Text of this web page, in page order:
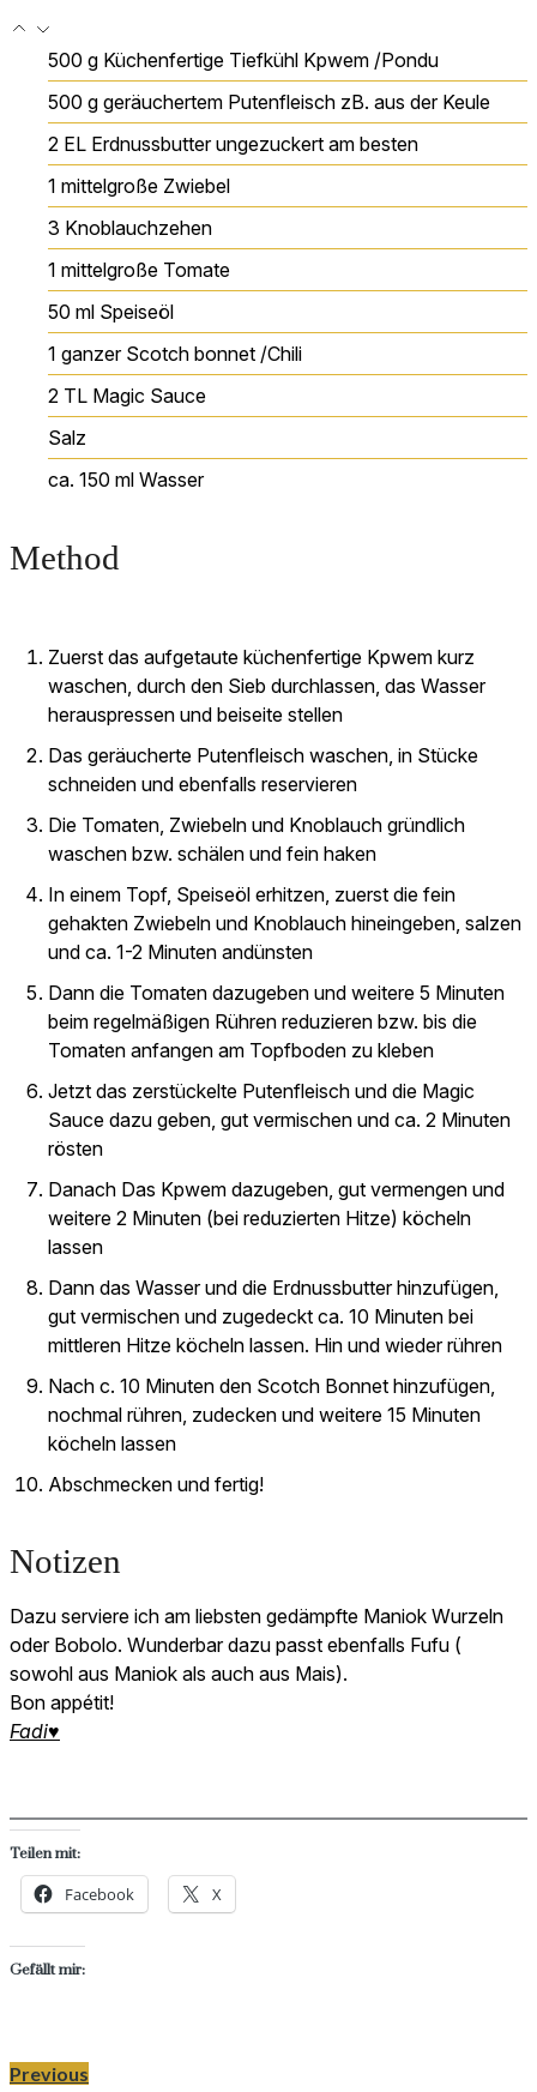
500 g Küchenfertige Tiefkühl Kpwem /Pondu
500 g geräuchertem Putenfleisch zB. aus der Keule
2 EL Erdnussbutterungezuckert am besten
1 mittelgroße Zwiebel
3 Knoblauchzehen
1 mittelgroße Tomate
50 ml Speiseöl
1 ganzer Scotch bonnet /Chili
2 TL Magic Sauce
Salz
ca. 150 ml Wasser
Method
Zuerst das aufgetaute küchenfertige Kpwem kurz
waschen, durch den Sieb durchlassen, das Wasser
herauspressen und beiseite stellen
Das geräucherte Putenfleisch waschen, in Stücke
schneiden und ebenfalls reservieren
Die Tomaten, Zwiebeln und Knoblauch gründlich
waschen bzw. schälen und fein haken
In einem Topf, Speiseöl erhitzen, zuerst die fein
gehakten Zwiebeln und Knoblauch hineingeben, salzen
und ca. 1-2 Minuten andünsten
Dann die Tomaten dazugeben und weitere 5 Minuten
beim regelmäßigen Rühren reduzieren bzw. bis die
Tomaten anfangen am Topfboden zu kleben
Jetzt das zerstückelte Putenfleisch und die Magic
Sauce dazu geben, gut vermischen und ca. 2 Minuten
rösten
Danach Das Kpwem dazugeben, gut vermengen und
weitere 2 Minuten (bei reduzierten Hitze) köcheln
lassen
Dann das Wasser und die Erdnussbutter hinzufügen,
gut vermischen und zugedeckt ca. 10 Minuten bei
mittleren Hitze köcheln lassen. Hin und wieder rühren
Nach c. 10 Minuten den Scotch Bonnet hinzufügen,
nochmal rühren, zudecken und weitere 15 Minuten
köcheln lassen
Abschmecken und fertig!
Notizen
Dazu serviere ich am liebsten gedämpfte Maniok Wurzeln
oder Bobolo. Wunderbar dazu passt ebenfalls Fufu (
sowohl aus Maniok als auch aus Mais).
Bon appétit!
Fadi♥
Teilen mit:
Facebook X
Gefällt mir:
Previous